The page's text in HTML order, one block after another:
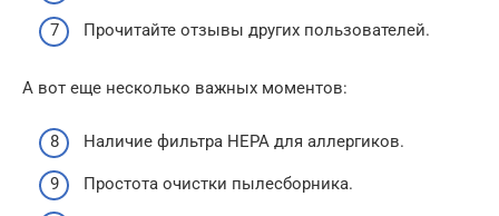
Прочитайте отзывы других пользователей.
А вот еще несколько важных моментов:
Наличие фильтра HEPA для аллергиков.
Простота очистки пылесборника.